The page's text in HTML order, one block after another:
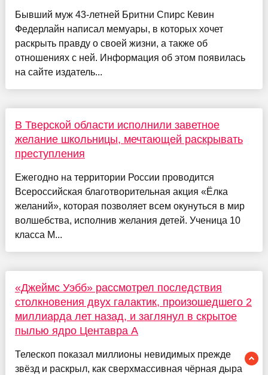
Бывший муж 43-летней Бритни Спирс Кевин
Федерлайн написал мемуары, в которых хочет
раскрыть правду о своей жизни, а также об
отношениях с ней. Информация об этом появилась
на сайте издатель...
В Тверской области исполнили заветное
желание школьницы, мечтающей раскрывать
преступления
Ежегодно на территории России проводится
Всероссийская благотворительная акция «Ёлка
желаний», которая позволяет всем окунуться в мир
волшебства, исполнив желания детей. Ученица 10
класса М...
«Джеймс Уэбб» рассмотрел последствия
столкновения двух галактик, произошедшего 2
миллиарда лет назад, и заглянул в скрытое
пылью ядро Центавра A
Телескоп показал миллионы невидимых прежде
звёзд и раскрыл, как сверхмассивная чёрная дыра